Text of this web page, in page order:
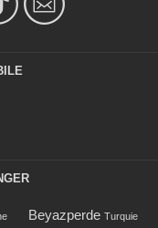
Beyazperde Turquie